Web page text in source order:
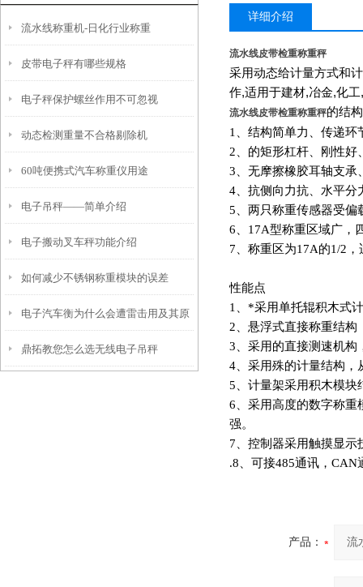
流水线称重机-日化行业称重
皮带电子秤有哪些规格
电子秤保护螺丝作用不可忽视
​动态检测重量不合格剔除机
60吨便携式汽车称重仪用途
电子吊秤——简单介绍
电子搬动叉车秤功能介绍
如何减少不锈钢称重模块的误差
电子汽车衡为什么会遭雷击用及其原
理？
鼎拓教您怎么选无线电子吊秤
详细介绍
流水线皮带检重称重秤
采用动态给计量方式和
作,适用于建材,冶金,化工,
流水线皮带检重称重秤的结
1
、结构简单力、传递
2 、的矩形杠杆、刚性好
3 、无摩擦橡胶耳轴支
4 、抗侧向力抗、水平
5 、两只称重传感器受
6 、17A型称重区域广
7 、称重区为17A的1/2
性能点
1
、*采用单托辊积木式
2 、悬浮式直接称重结
3 、采用的直接测速机
4 、采用殊的计量结构
5 、计量架采用积木模
6 、采用高度的数字称
强。
7 、控制器采用触摸显
.8 、可接485通讯，
产品：